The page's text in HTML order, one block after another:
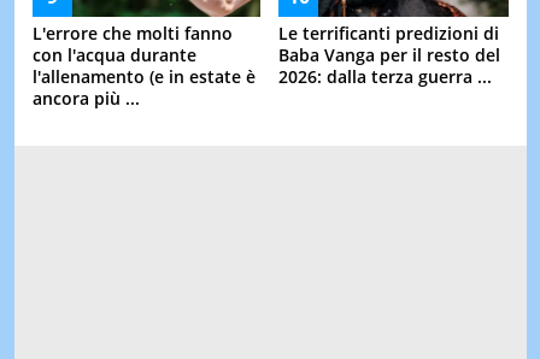
L'errore che molti fanno
con l'acqua durante
l'allenamento (e in estate è
ancora più ...
Le terrificanti predizioni di
Baba Vanga per il resto del
2026: dalla terza guerra ...